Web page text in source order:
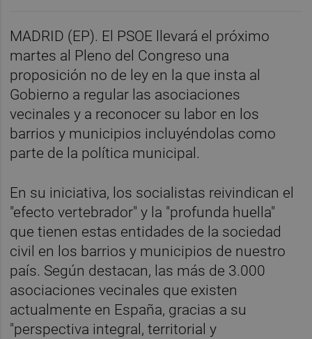
MADRID (EP). El PSOE llevará el próximo
martes al Pleno del Congreso una
proposición no de ley en la que insta al
Gobierno a regular las asociaciones
vecinales y a reconocer su labor en los
barrios y municipios incluyéndolas como
parte de la política municipal.
En su iniciativa, los socialistas reivindican el
"efecto vertebrador" y la "profunda huella"
que tienen estas entidades de la sociedad
civil en los barrios y municipios de nuestro
país. Según destacan, las más de 3.000
asociaciones vecinales que existen
actualmente en España, gracias a su
"perspectiva integral, territorial y